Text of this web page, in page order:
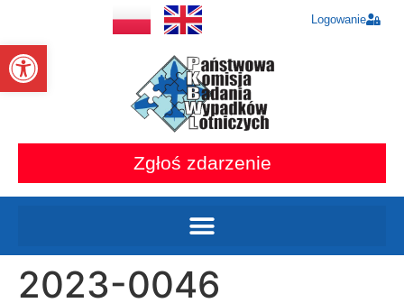
Otwórz pasek narzędzi
Logowanie
Zgłoś zdarzenie
2023-0046